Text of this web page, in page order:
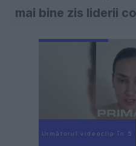
mai bine zis liderii
Următorul videoclip în 4